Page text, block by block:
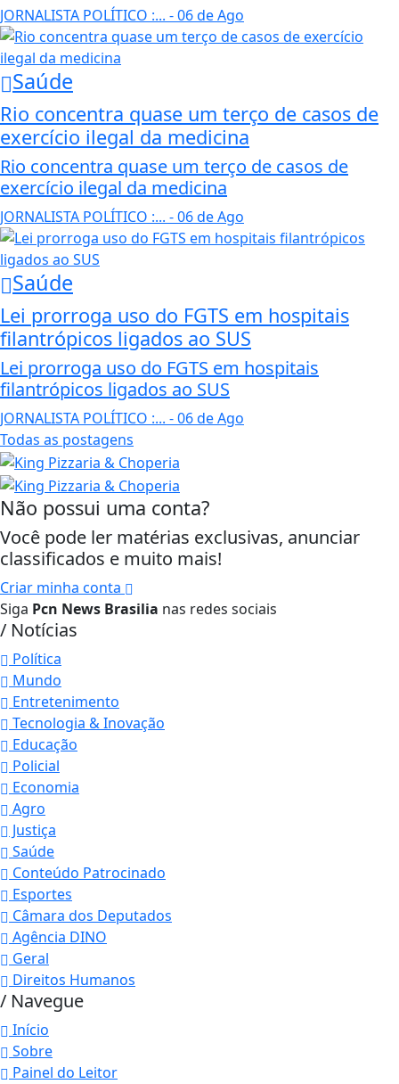
JORNALISTA POLÍTICO :... - 06 de Ago
Saúde
Rio concentra quase um terço de casos de
exercício ilegal da medicina
Rio concentra quase um terço de casos de
exercício ilegal da medicina
JORNALISTA POLÍTICO :... - 06 de Ago
Saúde
Lei prorroga uso do FGTS em hospitais
filantrópicos ligados ao SUS
Lei prorroga uso do FGTS em hospitais
filantrópicos ligados ao SUS
JORNALISTA POLÍTICO :... - 06 de Ago
Todas as postagens
Não possui uma conta?
Você pode ler matérias exclusivas, anunciar
classificados e muito mais!
Criar minha conta
Siga Pcn News Brasilia nas redes sociais
/ Notícias
Política
Mundo
Entretenimento
Tecnologia & Inovação
Educação
Policial
Economia
Agro
Justiça
Saúde
Conteúdo Patrocinado
Esportes
Câmara dos Deputados
Agência DINO
Geral
Direitos Humanos
/ Navegue
Início
Sobre
Painel do Leitor